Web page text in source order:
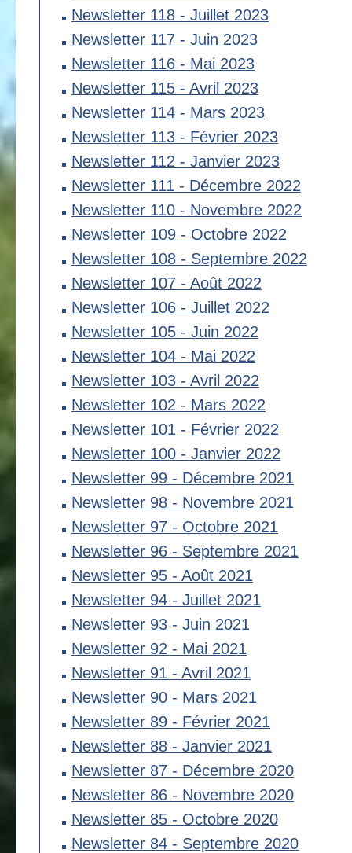
Newsletter 118 - Juillet 2023
Newsletter 117 - Juin 2023
Newsletter 116 - Mai 2023
Newsletter 115 - Avril 2023
Newsletter 114 - Mars 2023
Newsletter 113 - Février 2023
Newsletter 112 - Janvier 2023
Newsletter 111 - Décembre 2022
Newsletter 110 - Novembre 2022
Newsletter 109 - Octobre 2022
Newsletter 108 - Septembre 2022
Newsletter 107 - Août 2022
Newsletter 106 - Juillet 2022
Newsletter 105 - Juin 2022
Newsletter 104 - Mai 2022
Newsletter 103 - Avril 2022
Newsletter 102 - Mars 2022
Newsletter 101 - Février 2022
Newsletter 100 - Janvier 2022
Newsletter 99 - Décembre 2021
Newsletter 98 - Novembre 2021
Newsletter 97 - Octobre 2021
Newsletter 96 - Septembre 2021
Newsletter 95 - Août 2021
Newsletter 94 - Juillet 2021
Newsletter 93 - Juin 2021
Newsletter 92 - Mai 2021
Newsletter 91 - Avril 2021
Newsletter 90 - Mars 2021
Newsletter 89 - Février 2021
Newsletter 88 - Janvier 2021
Newsletter 87 - Décembre 2020
Newsletter 86 - Novembre 2020
Newsletter 85 - Octobre 2020
Newsletter 84 - Septembre 2020